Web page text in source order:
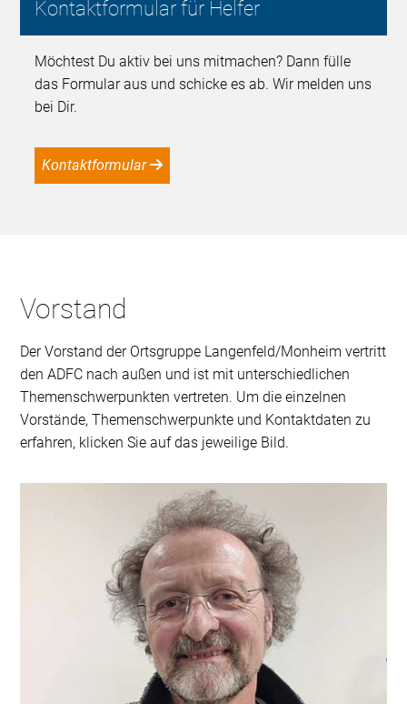
Kontaktformular für Helfer
Möchtest Du aktiv bei uns mitmachen? Dann fülle
das Formular aus und schicke es ab. Wir melden uns
bei Dir.
Kontaktformular
Vorstand
Der Vorstand der Ortsgruppe Langenfeld/Monheim vertritt
den ADFC nach außen und ist mit unterschiedlichen
Themenschwerpunkten vertreten. Um die einzelnen
Vorstände, Themenschwerpunkte und Kontaktdaten zu
erfahren, klicken Sie auf das jeweilige Bild.